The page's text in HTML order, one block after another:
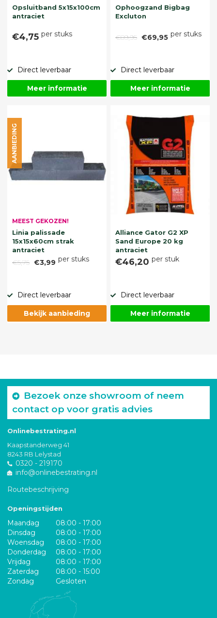
Opsluitband 5x15x100cm
antraciet
€4,75 per stuks
Direct leverbaar
Meer informatie
Ophoogzand Bigbag
Excluton
€89,95 €69,95 per stuks
Direct leverbaar
Meer informatie
MEEST GEKOZEN!
Linia palissade
15x15x60cm strak
antraciet
€5,75 €3,99 per stuks
AANBIEDING
Direct leverbaar
Bekijk aanbieding
Alliance Gator G2 XP
Sand Europe 20 kg
antraciet
€46,20 per stuk
Direct leverbaar
Meer informatie
Bezoek onze showroom of neem
contact op voor gratis advies
Onlinebestrating.nl
Kaapstanderweg 41
8243 RB Lelystad
0320 - 219170
info@onlinebestrating.nl
Routebeschrijving
Openingstijden
Maandag
08:00 - 17:00
Dinsdag
08:00 - 17:00
Woensdag
08:00 - 17:00
Donderdag
08:00 - 17:00
Vrijdag
08:00 - 17:00
Zaterdag
08:00 - 15:00
Zondag
Gesloten